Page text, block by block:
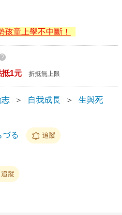
童上學不中斷！
?
抵1元 折抵無上限
＞ 自我成長 ＞ 生與死
る 追蹤
追蹤